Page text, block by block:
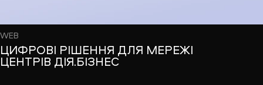
WEB
ЦИФРОВІ РІШЕННЯ ДЛЯ МЕРЕЖІ
ЦЕНТРІВ ДІЯ.БІЗНЕС